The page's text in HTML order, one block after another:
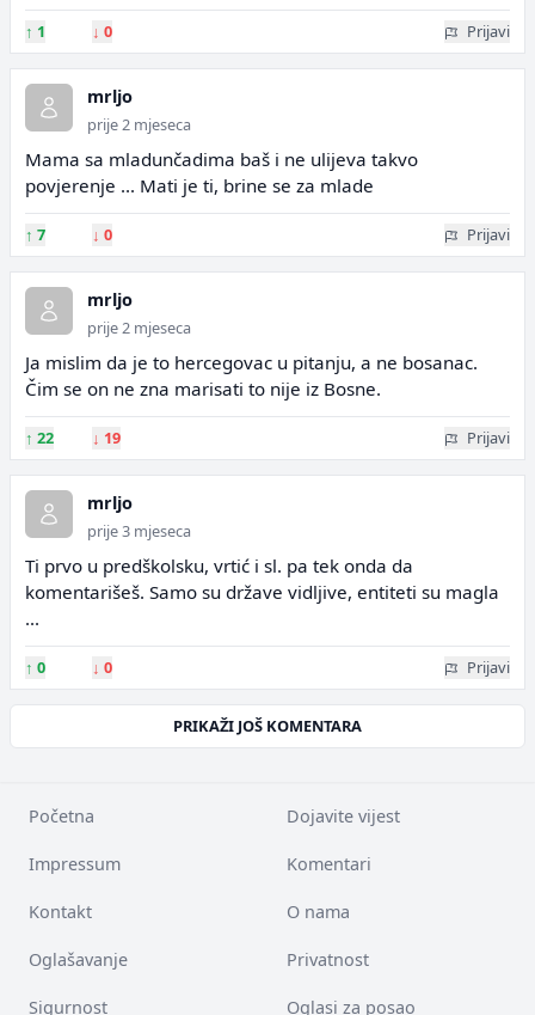
↑ 1 ↓ 0 Prijavi
mrljo
prije 2 mjeseca
Mama sa mladunčadima baš i ne ulijeva takvo
povjerenje ... Mati je ti, brine se za mlade
↑ 7 ↓ 0 Prijavi
mrljo
prije 2 mjeseca
Ja mislim da je to hercegovac u pitanju, a ne bosanac.
Čim se on ne zna marisati to nije iz Bosne.
↑ 22 ↓ 19 Prijavi
mrljo
prije 3 mjeseca
Ti prvo u predškolsku, vrtić i sl. pa tek onda da
komentarišeš. Samo su države vidljive, entiteti su magla
...
↑ 0 ↓ 0 Prijavi
PRIKAŽI JOŠ KOMENTARA
Početna Dojavite vijest
Impressum Komentari
Kontakt O nama
Oglašavanje Privatnost
Sigurnost Oglasi za posao